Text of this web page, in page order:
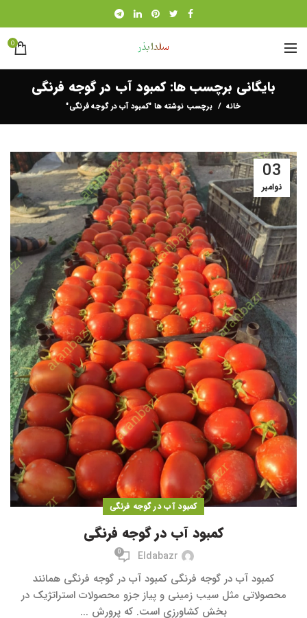
0
بایگانی برچسب ها: کمبود آب در گوجه فرنگی
خانه برچسب نوشته ها "کمبود آب در گوجه فرنگی"
03
نوامبر
کمبود آب در گوجه فرنگی
کمبود آب در گوجه فرنگی
Eldabazr
0
کمبود آب در گوجه فرنگی کمبود آب در گوجه فرنگی همانند
محصولاتی مثل سیب زمینی و پیاز جزو محصولات استراتژیک در
بخش کشاورزی است. که پرورش ...